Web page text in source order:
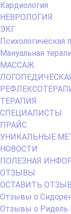
Кардиология
НЕВРОЛОГИЯ
ЭКГ
Психологическая
Мануальная
МАССАЖ
ТЕРАПИЯ
СПЕЦИАЛИСТЫ
ПРАЙС
УНИКАЛЬНЫЕ
НОВОСТИ
ПОЛЕЗНАЯ
ОТЗЫВЫ
ОСТАВИТЬ
Отзывы о
Отзывы о Ридель